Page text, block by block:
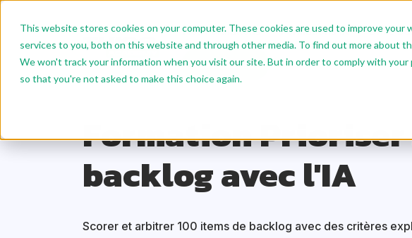
This website stores cookies on your computer. These cookies are used to improve your
services to you, both on this website and through other media. To find out more about
We won't track your information when you visit our site. But in order to comply with
so that you're not asked to make this choice again.
Nos Formations Formations IA Offre
Nous écrire
Formation Prioriser
Formation Prioriser
backlog avec l'IA
Scorer et arbitrer 100 items de backlog avec des critères